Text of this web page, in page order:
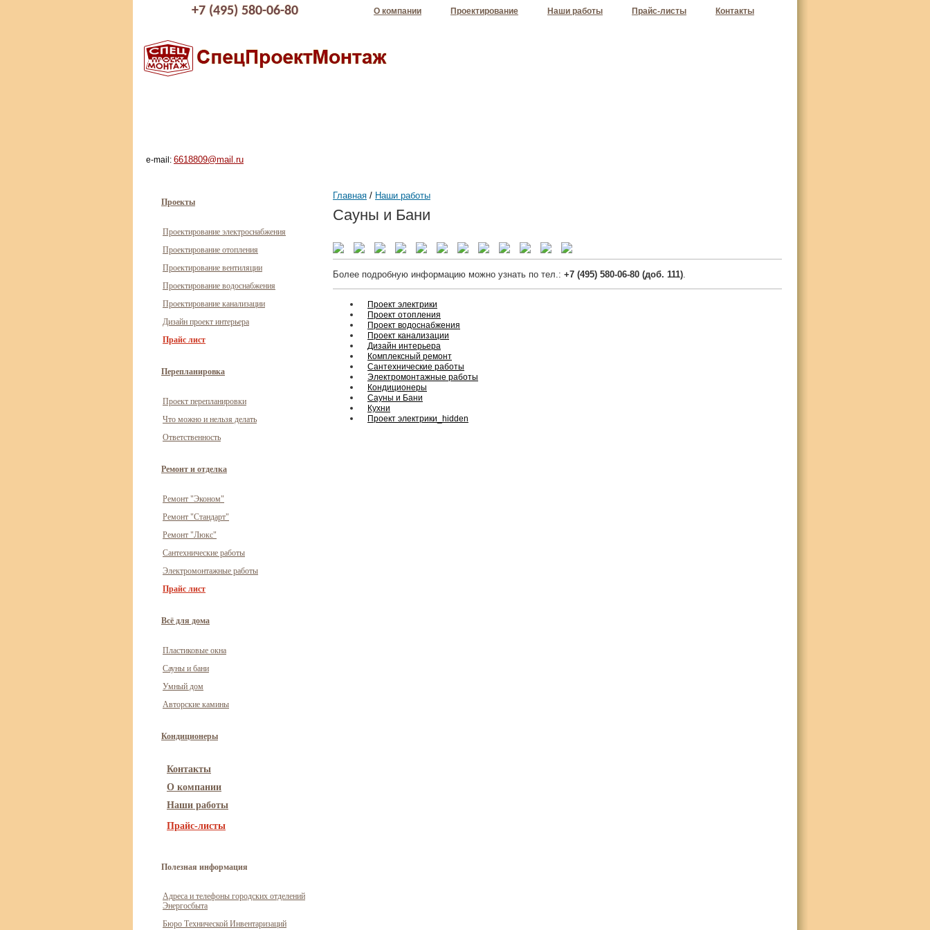
О компании Проектирование Наши работы Прайс-листы Контакты
+7 (495) 580-06-80
e-mail: 6618809@mail.ru
Проекты
Проектирование электроснабжения
Проектирование отопления
Проектирование вентиляции
Проектирование водоснабжения
Проектирование канализации
Дизайн проект интерьера
Прайс лист
Перепланировка
Проект перепланировки
Что можно и нельзя делать
Ответственность
Ремонт и отделка
Ремонт "Эконом"
Ремонт "Стандарт"
Ремонт "Люкс"
Сантехнические работы
Электромонтажные работы
Прайс лист
Всё для дома
Пластиковые окна
Сауны и бани
Умный дом
Авторские камины
Кондиционеры
Контакты
О компании
Наши работы
Прайс-листы
Полезная информация
Адреса и телефоны городских отделений
Энергосбыта
Бюро Технической Инвентаризаций
Главная / Наши работы
Сауны и Бани
Более подробную информацию можно узнать по тел.: +7 (495) 580-06-80 (доб. 111).
Проект электрики
Проект отопления
Проект водоснабжения
Проект канализации
Дизайн интерьера
Комплексный ремонт
Сантехнические работы
Электромонтажные работы
Кондиционеры
Сауны и Бани
Кухни
Проект электрики_hidden